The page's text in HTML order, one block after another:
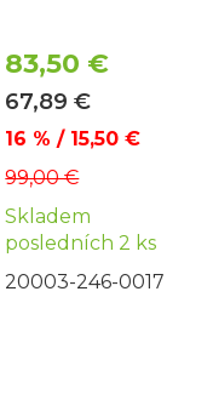
83,50 €
67,89 €
16 % / 15,50 €
99,00 €
Skladem
posledních 2 ks
20003-246-0017